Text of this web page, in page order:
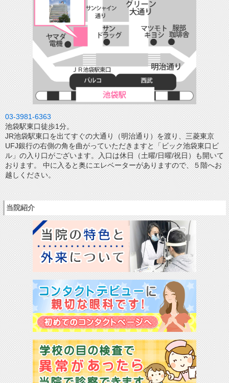
03-3981-6363
池袋駅東口徒歩1分。
JR池袋駅東口を出てすぐの大通り（明治通り）を渡り、三菱東京
UFJ銀行の右側の角を曲がっていただきますと「ビック池袋東口ビ
ル」の入り口がございます。入口は休日（土曜/日曜/祝日）も開いて
おります。 中に入ると奥にエレベーターがありますので、５階へお
越しください。
当院紹介